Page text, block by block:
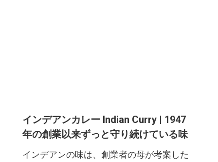
インデアンカレー Indian Curry | 1947
年の創業以来ずっと守り続けている味
インデアンの味は、創業者の母が考案した